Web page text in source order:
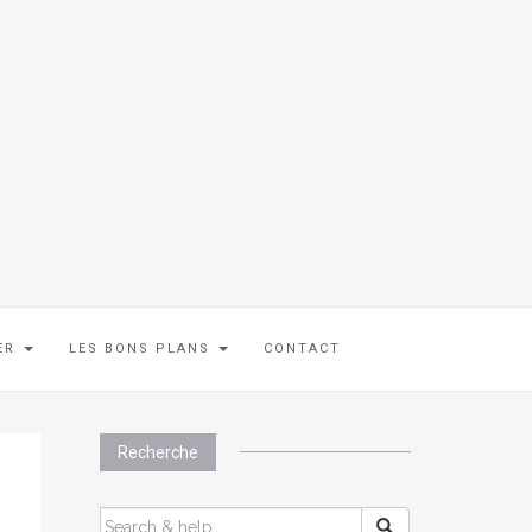
LES BONS PLANS CONTACT
Recherche
SEARCH